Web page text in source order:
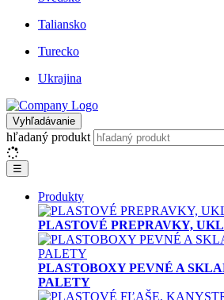
Taliansko
Turecko
Ukrajina
Vyhľadávanie
hľadaný produkt
☰
Produkty
PLASTOVÉ PREPRAVKY,
PLASTOBOXY PEVNÉ A
PALETY